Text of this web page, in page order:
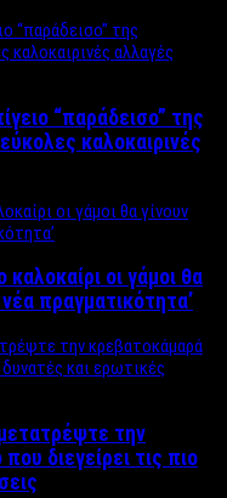
“παράδεισο” της
καλοκαιρινές
οι γάμοι θα
πραγματικότητα’
την
διεγείρει τις πιο